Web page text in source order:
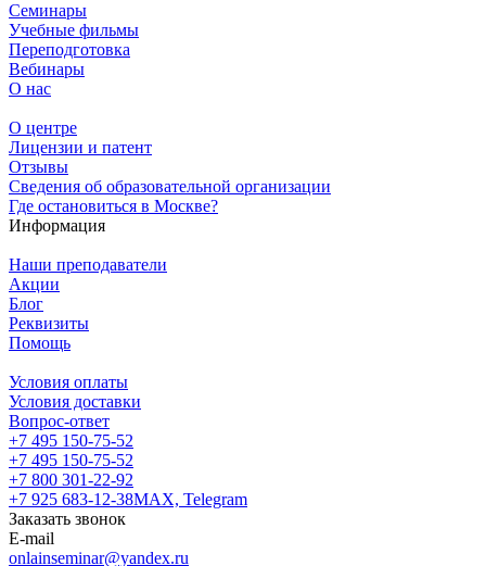
Семинары
Учебные фильмы
Переподготовка
Вебинары
О нас
О центре
Лицензии и патент
Отзывы
Сведения об образовательной организации
Где остановиться в Москве?
Информация
Наши преподаватели
Акции
Блог
Реквизиты
Помощь
Условия оплаты
Условия доставки
Вопрос-ответ
+7 495 150-75-52
+7 495 150-75-52
+7 800 301-22-92
+7 925 683-12-38MAX, Telegram
Заказать звонок
E-mail
onlainseminar@yandex.ru